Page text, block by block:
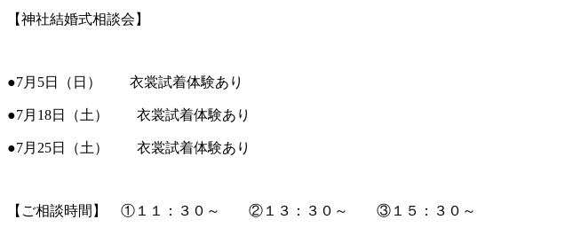
【神社結婚式相談会】
●7月5日（日） 衣裳試着体験あり
●7月18日（土） 衣裳試着体験あり
●7月25日（土） 衣裳試着体験あり
【ご相談時間】 ①１１：３０～ ②１３：３０～ ③１５：３０～